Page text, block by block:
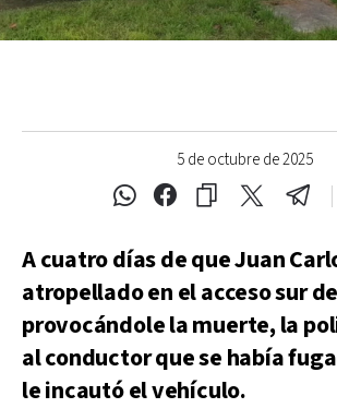
5 de octubre de 2025
A cuatro días de que Juan
atropellado en el acceso sur
provocándole la muerte, la
al conductor que se había
le incautó el vehículo.